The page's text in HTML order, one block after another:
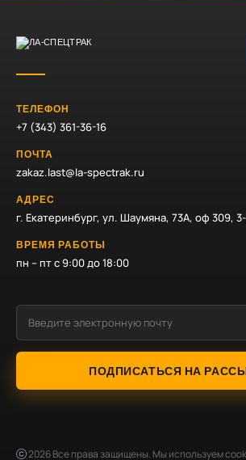
ТЕЛЕФОН
+7 (343) 361-36-16
ПОЧТА
zakaz.last@la-spectrak.ru
АДРЕС
г. Екатеринбург, ул. Шаумяна, 73А, оф 309,
ВРЕМЯ РАБОТЫ
пн – пт с 9:00 до 18:00
ПОДПИСАТЬСЯ НА
2026Все права защищены. Мы используем